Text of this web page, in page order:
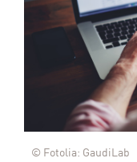
© Fotolia: GaudiLab